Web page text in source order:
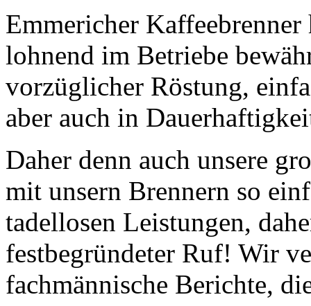
Emmericher Kaffeebrenner
lohnend im Betriebe
vorzüglicher Röstung,
aber auch in
Daher denn auch unsere
mit unsern Brennern so
tadellosen Leistungen,
festbegründeter Ruf! Wir
fachmännische Berichte,